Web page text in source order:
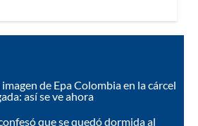
de Epa Colombia en la cárcel
así se ve ahora
que se quedó dormida al